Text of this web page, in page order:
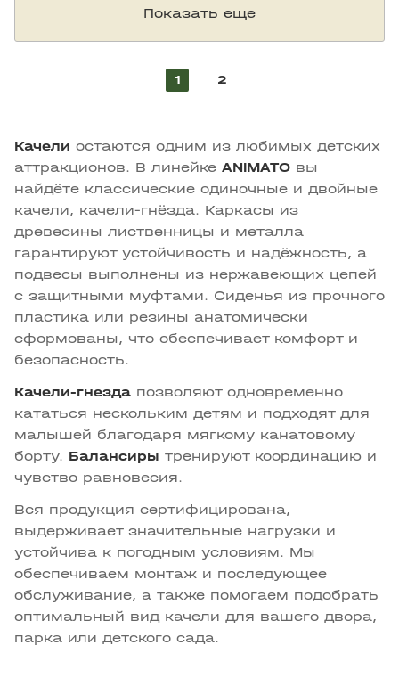
Показать еще
1 2
Качели остаются одним из любимых детских
аттракционов. В линейке ANIMATO вы
найдёте классические одиночные и двойные
качели, качели-гнёзда. Каркасы из
древесины лиственницы и металла
гарантируют устойчивость и надёжность, а
подвесы выполнены из нержавеющих цепей
с защитными муфтами. Сиденья из прочного
пластика или резины анатомически
сформованы, что обеспечивает комфорт и
безопасность.
Качели-гнезда позволяют одновременно
кататься нескольким детям и подходят для
малышей благодаря мягкому канатовому
борту. Балансиры тренируют координацию и
чувство равновесия.
Вся продукция сертифицирована,
выдерживает значительные нагрузки и
устойчива к погодным условиям. Мы
обеспечиваем монтаж и последующее
обслуживание, а также помогаем подобрать
оптимальный вид качели для вашего двора,
парка или детского сада.